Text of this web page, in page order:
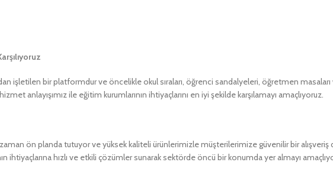
işletilen bir platformdur ve öncelikle okul sıraları, öğrenci sandalyeleri, öğretmen masaları
anlayışımız ile eğitim kurumlarının ihtiyaçlarını en iyi şekilde karşılamayı amaçlıyoruz.
ön planda tutuyor ve yüksek kaliteli ürünlerimizle müşterilerimize güvenilir bir
hızlı ve etkili çözümler sunarak sektörde öncü bir konumda yer almayı